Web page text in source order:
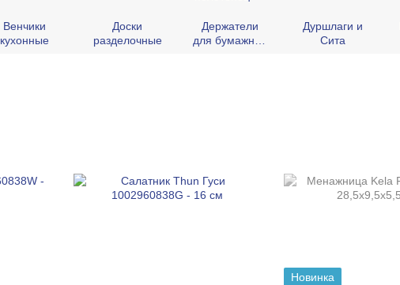
Венчики
кухонные
Доски
разделочные
Держатели
для бумажных
Дуршлаги и
Сита
Новинка